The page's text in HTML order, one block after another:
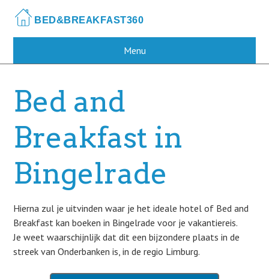
main
Menu
Bed and
Breakfast in
Bingelrade
Hierna zul je uitvinden waar je het ideale hotel of Bed and
Breakfast kan boeken in Bingelrade voor je vakantiereis.
Je weet waarschijnlijk dat dit een bijzondere plaats in de
streek van Onderbanken is, in de regio Limburg.